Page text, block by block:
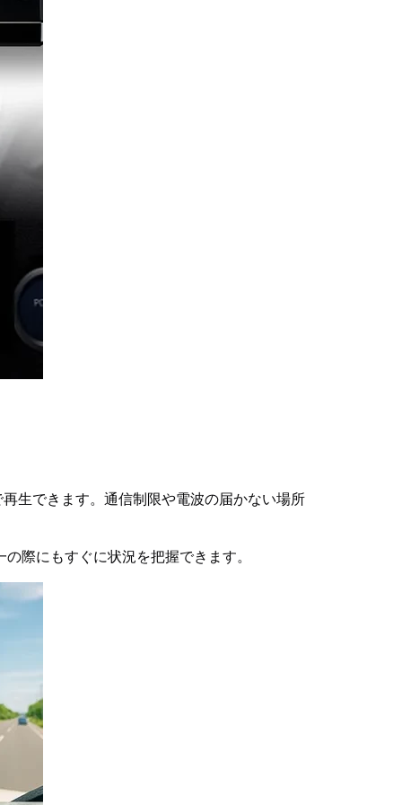
生できます。通信制限や電波の届かない場所
際にもすぐに状況を把握できます。